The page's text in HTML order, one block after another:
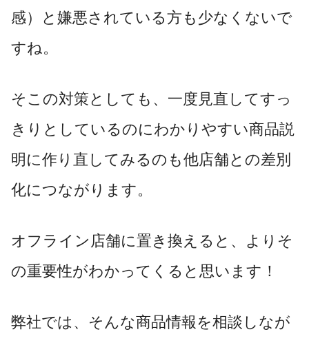
感）と嫌悪されている方も少なくないで
すね。
そこの対策としても、一度見直してすっ
きりとしているのにわかりやすい商品説
明に作り直してみるのも他店舗との差別
化につながります。
オフライン店舗に置き換えると、よりそ
の重要性がわかってくると思います！
弊社では、そんな商品情報を相談しなが